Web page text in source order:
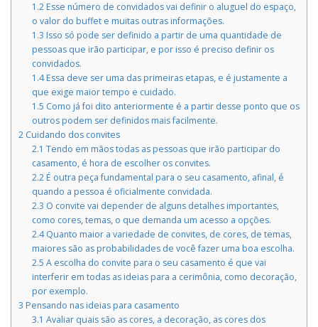
1.2Esse número de convidados vai definir o aluguel do espaço,
o valor do buffet e muitas outras informações.
1.3 Isso só pode ser definido a partir de uma quantidade de
pessoas que irão participar, e por isso é preciso definir os
convidados.
1.4Essa deve ser uma das primeiras etapas, e é justamente a
que exige maior tempo e cuidado.
1.5 Como já foi dito anteriormente é a partir desse ponto que os
outros podem ser definidos mais facilmente.
2 Cuidando dos convites
2.1 Tendo em mãos todas as pessoas que irão participar do
casamento, é hora de escolher os convites.
2.2É outra peça fundamental para o seu casamento, afinal, é
quando a pessoa é oficialmente convidada.
2.3 O convite vai depender de alguns detalhes importantes,
como cores, temas, o que demanda um acesso a opções.
2.4Quanto maior a variedade de convites, de cores, de temas,
maiores são as probabilidades de você fazer uma boa escolha.
2.5 A escolha do convite para o seu casamento é que vai
interferir em todas as ideias para a cerimônia, como decoração,
por exemplo.
3 Pensando nas ideias para casamento
3.1 Avaliar quais são as cores, a decoração, as cores dos